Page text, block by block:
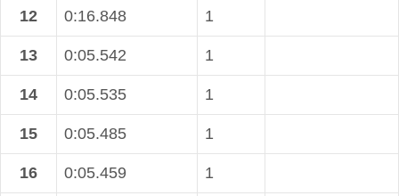
12 0:16.848 1
13 0:05.542 1
14 0:05.535 1
15 0:05.485 1
16 0:05.459 1